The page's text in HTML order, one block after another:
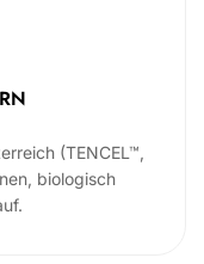
(TENCEL™,
biologisch